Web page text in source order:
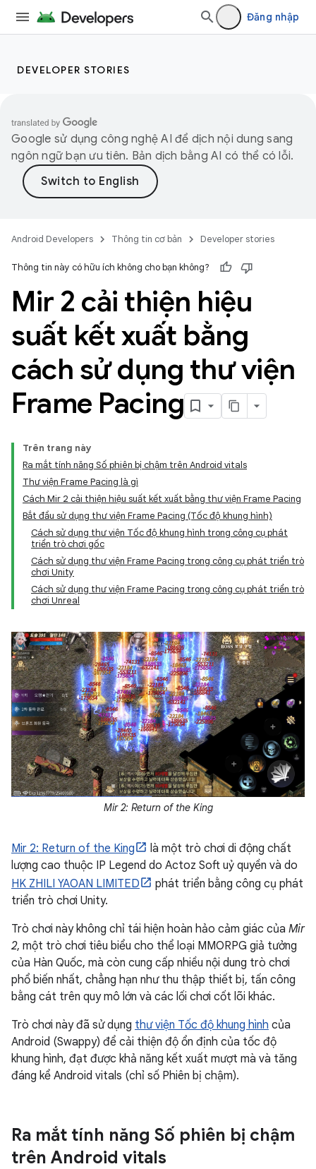
Đăng nhập
DEVELOPER STORIES
Google sử dụng công nghệ AI để dịch nội dung sang
ngôn ngữ bạn ưu tiên. Bản dịch bằng AI có thể có lỗi.
Android Developers Thông tin cơ bản Developer stories
Thông tin này có hữu ích không cho bạn không?
Mir 2 cải thiện hiệu
suất kết xuất bằng
cách sử dụng thư viện
Frame Pacing
Trên trang này
Ra mắt tính năng Số phiên bị chậm trên Android vitals
Thư viện Frame Pacing là gì
Cách Mir 2 cải thiện hiệu suất kết xuất bằng thư viện Frame Pacing
Bắt đầu sử dụng thư viện Frame Pacing (Tốc độ khung hình)
Cách sử dụng thư viện Tốc độ khung hình trong công cụ phát
triển trò chơi gốc
Cách sử dụng thư viện Frame Pacing trong công cụ phát triển trò
chơi Unity
Cách sử dụng thư viện Frame Pacing trong công cụ phát triển trò
chơi Unreal
Mir 2: Return of the King
Mir 2: Return of the King
là một trò chơi di động chất
lượng cao thuộc IP Legend do Actoz Soft uỷ quyền và do
HK ZHILI YAOAN LIMITED
phát triển bằng công cụ phát
triển trò chơi Unity.
Trò chơi này không chỉ tái hiện hoàn hảo cảm giác của Mir
2, một trò chơi tiêu biểu cho thể loại MMORPG giả tưởng
của Hàn Quốc, mà còn cung cấp nhiều nội dung trò chơi
phổ biến nhất, chẳng hạn như thu thập thiết bị, tấn công
bằng cát trên quy mô lớn và các lối chơi cốt lõi khác.
Trò chơi này đã sử dụng thư viện Tốc độ khung hình của
Android (Swappy) để cải thiện độ ổn định của tốc độ
khung hình, đạt được khả năng kết xuất mượt mà và tăng
đáng kể Android vitals (chỉ số Phiên bị chậm).
Ra mắt tính năng Số phiên bị chậm
trên Android vitals